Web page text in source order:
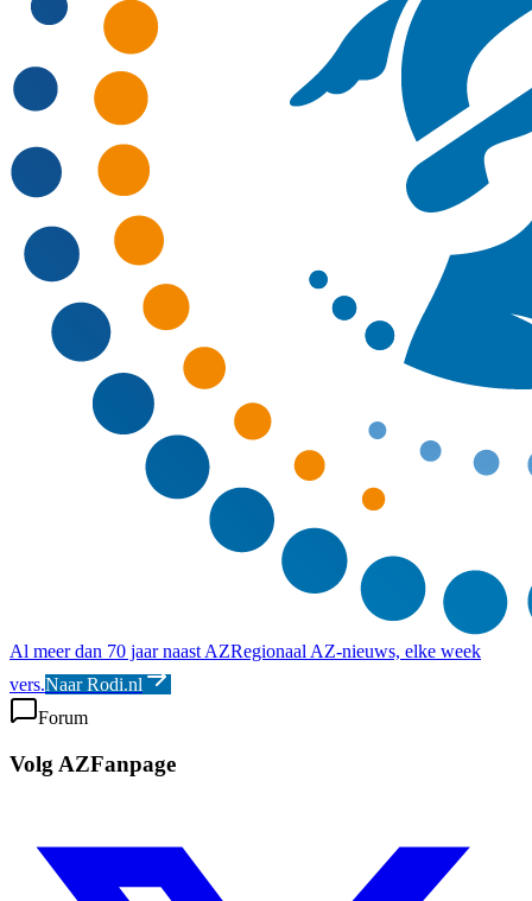
Al meer dan 70 jaar naast AZRegionaal AZ-nieuws, elke week
vers.Naar Rodi.nl
Forum
Volg AZFanpage